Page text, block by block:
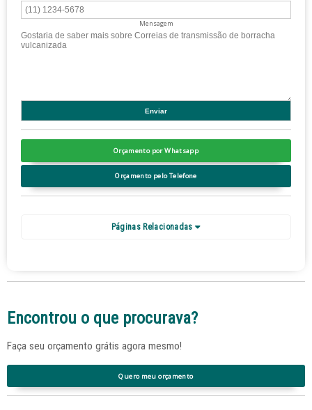
Mensagem
Orçamento por Whatsapp
Orçamento pelo Telefone
Páginas Relacionadas
Encontrou o que procurava?
Faça seu orçamento grátis agora mesmo!
Quero meu orçamento